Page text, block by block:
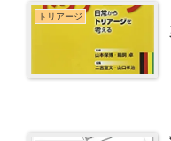
トリアージ